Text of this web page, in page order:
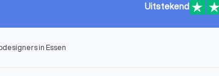
Uitstekend
in Essen